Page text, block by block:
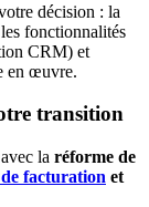
décision : la
fonctionnalités
CRM) et
en œuvre.
transition
avec la réforme de
facturation et